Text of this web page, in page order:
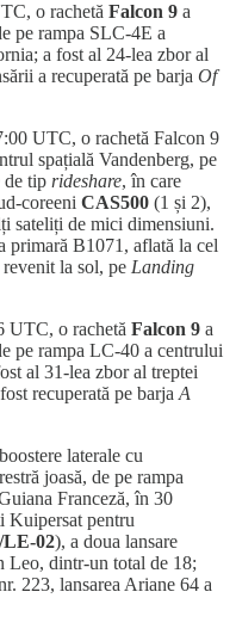
o rachetă Falcon 9 a
pe rampa SLC-4E a
a fost al 24-lea zbor al
a recuperată pe barja Of
UTC, o rachetă Falcon 9
spațială Vandenberg, pe
de tip rideshare, în care
coreeni CAS500 (1 și 2),
sateliți de mici dimensiuni.
primară B1071, aflată la cel
la sol, pe Landing
UTC, o rachetă Falcon 9 a
pe rampa LC-40 a centrului
al 31-lea zbor al treptei
recuperată pe barja A
laterale cu
joasă, de pe rampa
Franceză, în 30
Kuipersat pentru
LE-02), a doua lansare
Leo, dintr-un total de 18;
223, lansarea Ariane 64 a